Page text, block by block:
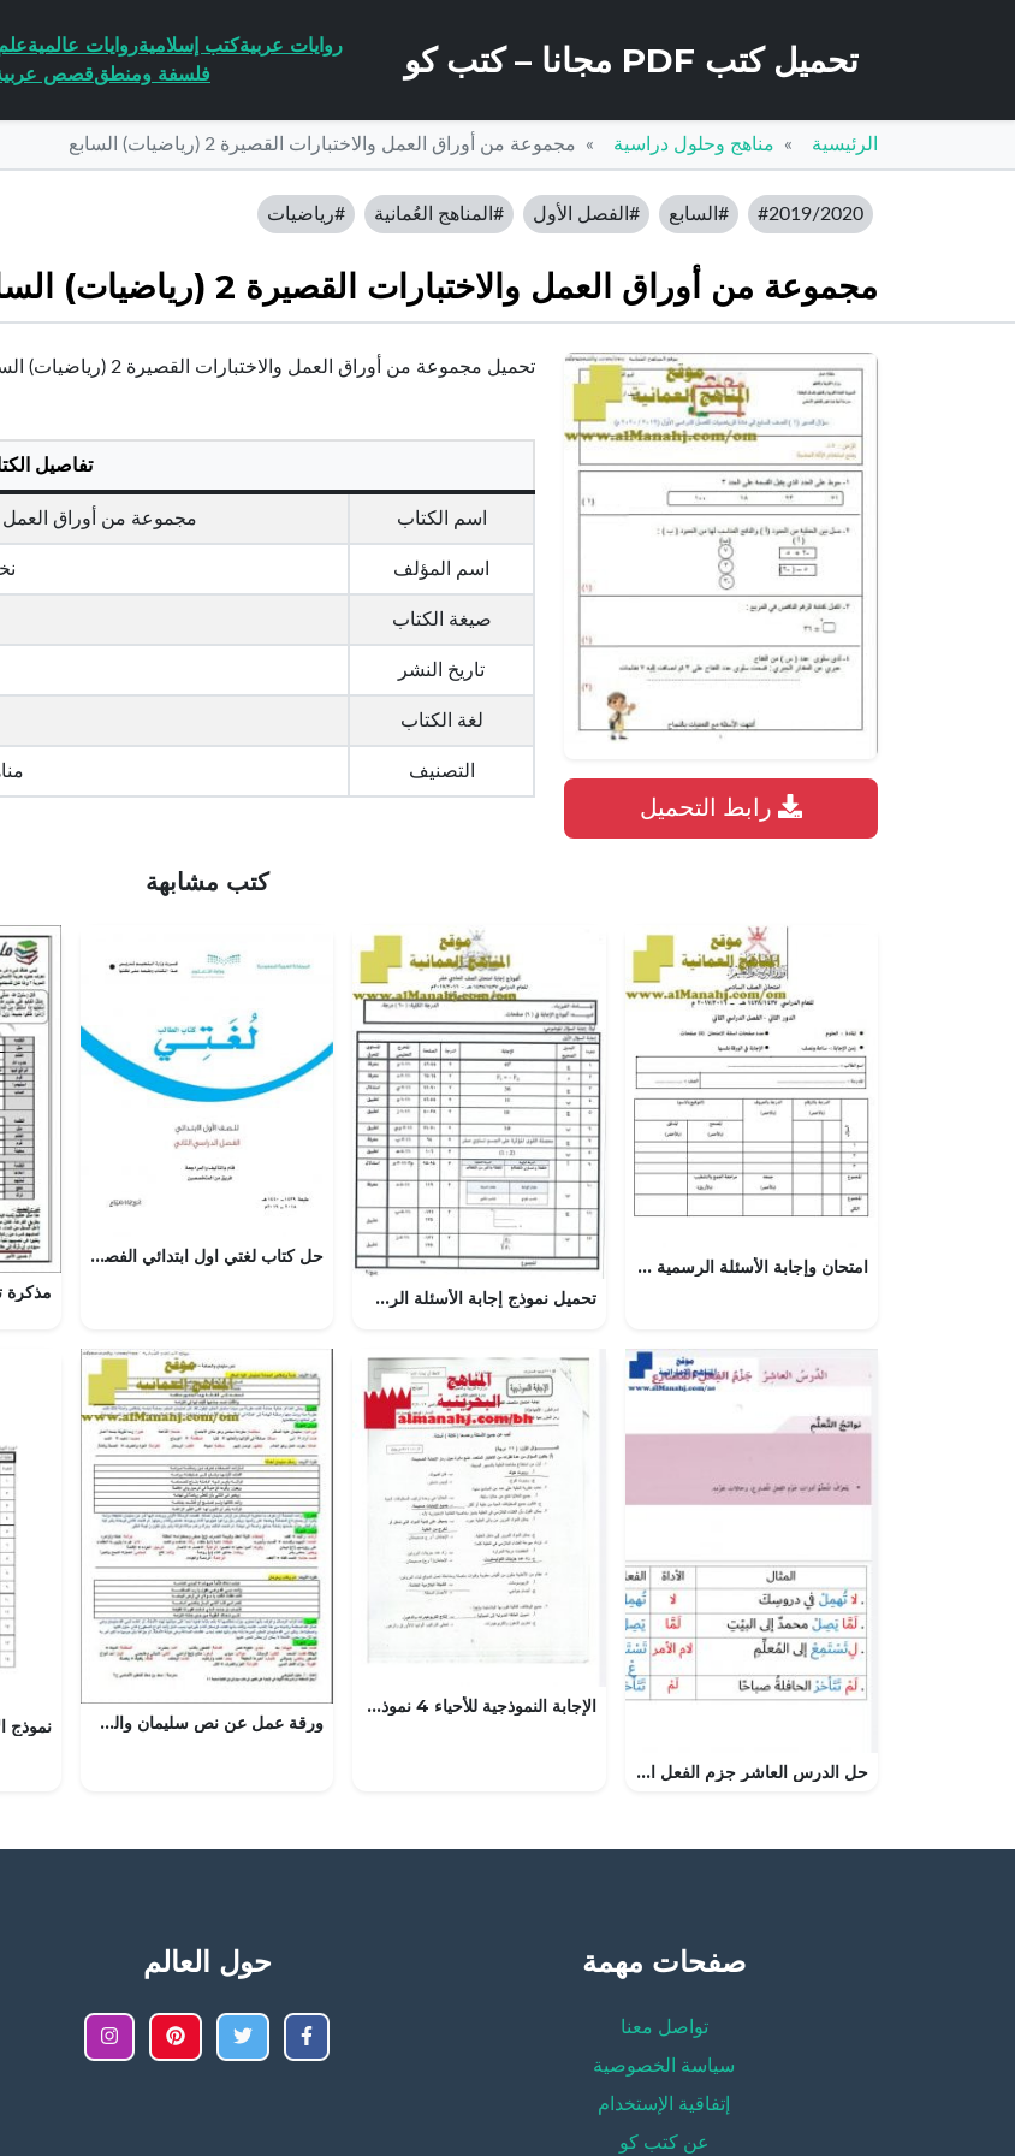
تحميل كتب PDF مجانا – كتب كو روايات عربيةكتب إسلاميةروايات عالمية
فلسفة ومنطققصص
الرئيسية مناهج وحلول دراسية مجموعة من أوراق العمل والاختبارات القصيرة 2 (رياضيات) السابع
#2019/2020 #السابع #الفصل الأول #المناهج العُمانية #رياضيات
مجموعة من أوراق العمل والاختبارات القصيرة 2 (رياضيات) السابع
تحميل مجموعة من أوراق العمل والاختبارات القصيرة 2 (رياضيات) السابع ف1 | عُمان
تفاصيل
اسم الكتاب مجموعة من أوراق العمل
اسم المؤلف
صيغة الكتاب
تاريخ النشر
لغة الكتاب
التصنيف
كتب مشابهة
امتحان وإجابة الأسئلة الرسمية للفصل الدراسي الثاني الدور الثاني (علوم) السادس
تحميل نموذج إجابة الأسئلة الرسمية للفصل الدراسي الأول الدور الثاني (فيزياء) الحادي عشر
حل كتاب لغتي اول ابتدائي الفصل الثاني – المنهاج السعودي
حل الدرس العاشر جزم الفعل المضارع, (لغة عربية) الثامن
الإجابة النموذجية للأحياء 4 نموذج 3
ورقة عمل عن نص سليمان والحمامة لأحمد شوقي (لغة عربية) الخامس
صفحات مهمة
تواصل معنا
سياسة الخصوصية
إتفاقية الإستخدام
عن كتب كو
حول العالم